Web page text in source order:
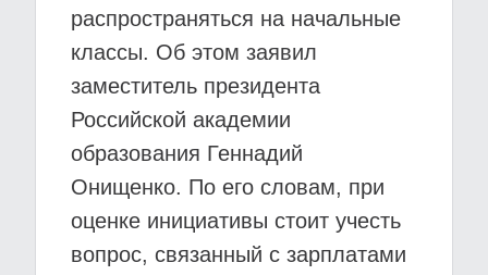
распространяться на начальные
классы. Об этом заявил
заместитель президента
Российской академии
образования Геннадий
Онищенко. По его словам, при
оценке инициативы стоит учесть
вопрос, связанный с зарплатами